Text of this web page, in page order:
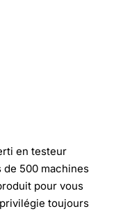
en testeur
de 500 machines
pour vous
toujours